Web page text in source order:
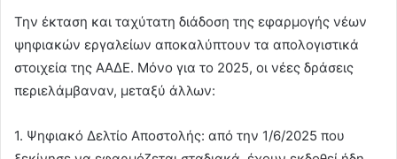
Την έκταση και ταχύτατη διάδοση της εφαρμογής νέων
ψηφιακών εργαλείων αποκαλύπτουν τα απολογιστικά
στοιχεία της ΑΑΔΕ. Μόνο για το 2025, οι νέες δράσεις
περιελάμβαναν, μεταξύ άλλων:
1. Ψηφιακό Δελτίο Αποστολής: από την 1/6/2025 που